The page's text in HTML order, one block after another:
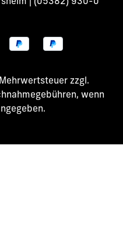
zzgl.
wenn